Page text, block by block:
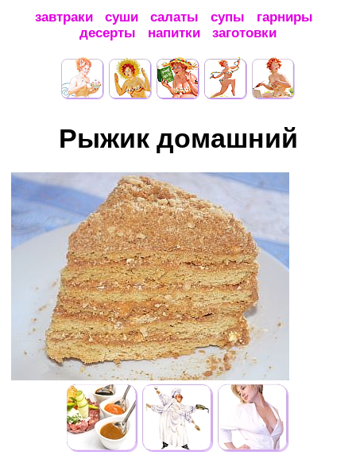
завтраки суши салаты супы
гарниры
десерты
напитки заготовки
Рыжик домашний